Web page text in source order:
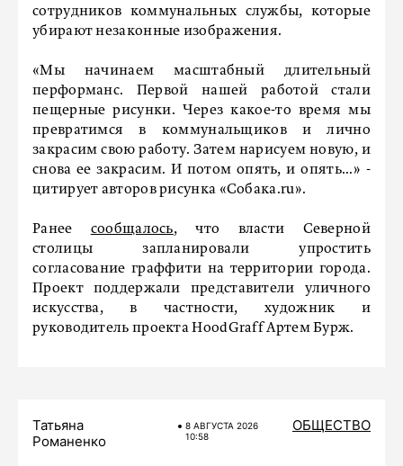
сотрудников коммунальных службы, которые
убирают незаконные изображения.
«Мы начинаем масштабный длительный
перформанс. Первой нашей работой стали
пещерные рисунки. Через какое-то время мы
превратимся в коммунальщиков и лично
закрасим свою работу. Затем нарисуем новую, и
снова ее закрасим. И потом опять, и опять...» -
цитирует авторов рисунка «Собака.ru».
Ранее сообщалось, что власти Северной
столицы запланировали упростить
согласование граффити на территории города.
Проект поддержали представители уличного
искусства, в частности, художник и
руководитель проекта HoodGraff Артем Бурж.
Татьяна
Романенко
8 АВГУСТА 2026
10:58
ОБЩЕСТВО